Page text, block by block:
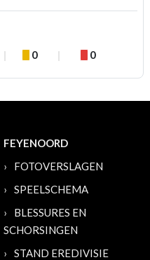
0 0
FEYENOORD
FOTOVERSLAGEN
SPEELSCHEMA
BLESSURES EN
SCHORSINGEN
STAND EREDIVISIE